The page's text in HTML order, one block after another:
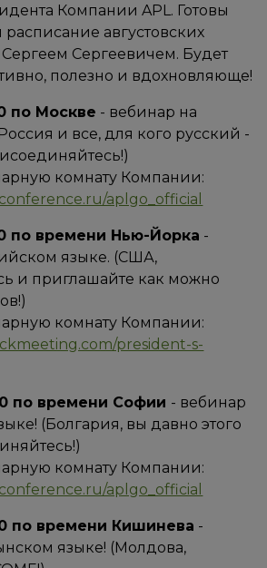
Компании APL. Готовы
расписание августовских
Сергеевичем. Будет
полезно и вдохновляюще!
по Москве - вебинар на
и все, для кого русский -
комнату Компании:
aplgo_official
по времени Нью-Йорка -
языке. (США,
и приглашайте как можно
комнату Компании:
president-s-
по времени Софии - вебинар
(Болгария, вы давно этого
комнату Компании:
aplgo_official
по времени Кишинева -
языке! (Молдова,